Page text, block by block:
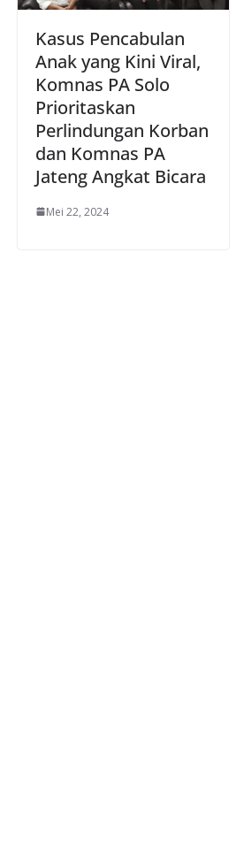
Kasus Pencabulan
Anak yang Kini Viral,
Komnas PA Solo
Prioritaskan
Perlindungan Korban
dan Komnas PA
Jateng Angkat Bicara
Mei 22, 2024